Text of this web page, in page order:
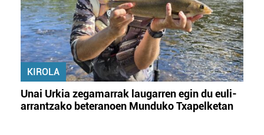
KIROLA
Unai Urkia zegamarrak laugarren egin du euli-
arrantzako beteranoen Munduko Txapelketan